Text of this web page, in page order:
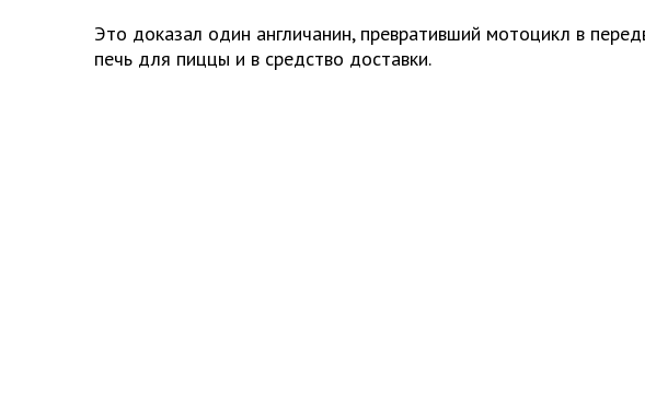
Это доказал один англичанин, превративший мотоцикл в
печь для пиццы и в средство доставки.